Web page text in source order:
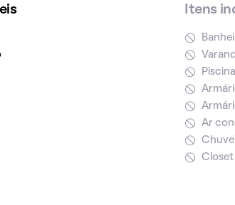
Itens
Ar
Closet